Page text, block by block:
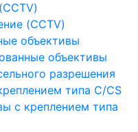
(CCTV)
объективы
объективы
разрешения
типа C/CS
с креплением типа